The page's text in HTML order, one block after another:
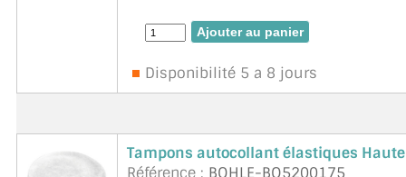
Disponibilité 5 a 8 jours
Tampons autocollant élastiques
Référence : BOHLE-BO5200175